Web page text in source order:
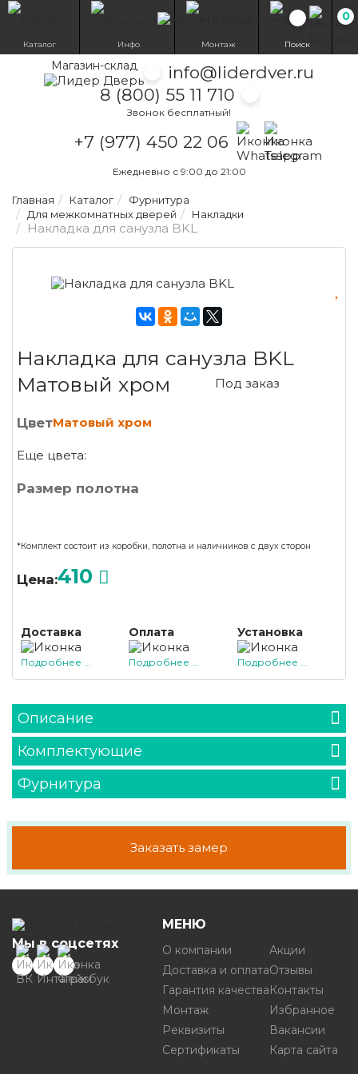
Магазин-склад
info@liderdver.ru
8 (800) 55 11 710
Звонок бесплатный!
+7 (977) 450 22 06
Написать на
Написать на
Ежедневно с 9:00 до 21:00
0
Каталог Инфо Монтаж Поиск
Главная Каталог
Фурнитура
Для межкомнатных дверей
Накладки
Накладка для санузла BKL
Накладка для санузла BKL
Матовый хром
Под заказ
ЦветМатовый хром
Еще цвета:
Размер полотна
*Комплект состоит из коробки, полотна и наличников с двух сторон
Цена:410
Доставка
Подробнее ...
Оплата
Подробнее ...
Установка
Подробнее ...
Описание
Комплектующие
Фурнитура
Заказать замер
Мы в соцсетях
МЕНЮ
О компании
Доставка и оплата
Гарантия качества
Монтаж
Реквизиты
Сертификаты
Акции
Отзывы
Контакты
Избранное
Вакансии
Карта сайта